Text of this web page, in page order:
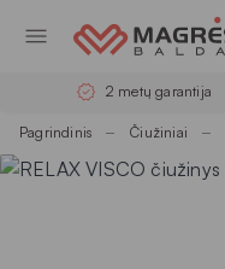
2 metų garantija
Pagrindinis Čiužiniai